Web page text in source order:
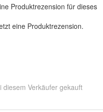
Produktrezension für dieses
eine Produktrezension.
diesem Verkäufer gekauft